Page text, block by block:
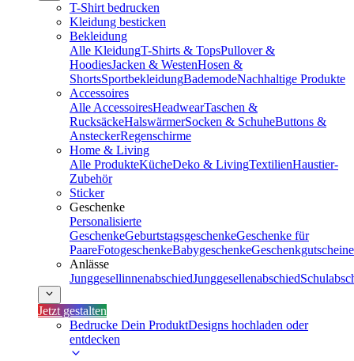
T-Shirt bedrucken
Kleidung besticken
Bekleidung
Alle KleidungT-Shirts & TopsPullover &
HoodiesJacken & WestenHosen &
ShortsSportbekleidungBademodeNachhaltige Produkte
Accessoires
Alle AccessoiresHeadwearTaschen &
RucksäckeHalswärmerSocken & SchuheButtons &
AnsteckerRegenschirme
Home & Living
Alle ProdukteKücheDeko & LivingTextilienHaustier-
Zubehör
Sticker
Geschenke
Personalisierte
GeschenkeGeburtstagsgeschenkeGeschenke für
PaareFotogeschenkeBabygeschenkeGeschenkgutscheine
Anlässe
JunggesellinnenabschiedJunggesellenabschied
Jetzt gestalten
Bedrucke Dein ProduktDesigns hochladen oder
entdecken